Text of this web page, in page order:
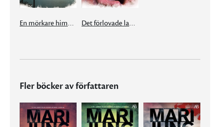
En mörkare himmel Det förlovade landet
Fler böcker av författaren